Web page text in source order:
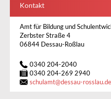
Kontakt
Amt für Bildung und
Zerbster Straße 4
06844 Dessau-Roßlau
0340 204-2040
0340 204-269 2940
schulamt@dessau-rosslau.de